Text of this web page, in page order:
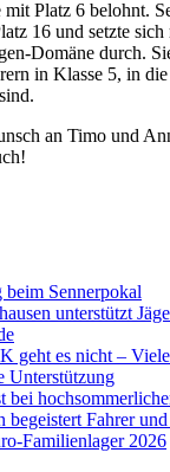
Platz 6 belohnt.
16 und setzte
Domäne durch.
in Klasse 5, in
an Timo und
beim Sennerpokal
unterstützt
geht es nicht –
Unterstützung
bei
begeistert Fahrer
Familienlager 2026